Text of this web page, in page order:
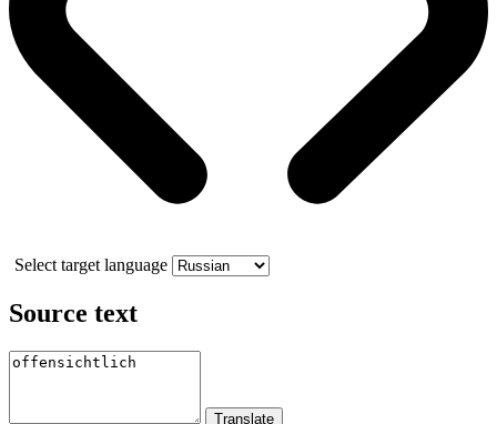
Select target language
Source text